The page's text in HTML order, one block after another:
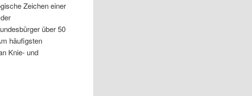
Zeichen einer
über 50
häufigsten
Knie- und